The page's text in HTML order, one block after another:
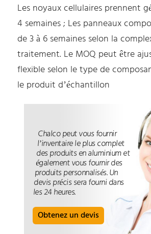
Les noyaux cellulaires prennent
4 semaines ; Les panneaux
de 3 à 6 semaines selon la
traitement. Le MOQ peut être
flexible selon le type de
le produit d’échantillon
Chalco peut vous fournir
l’inventaire le plus complet
des produits en aluminium et
également vous fournir des
produits personnalisés. Un
devis précis sera fourni dans
les 24 heures.
Obtenez un devis